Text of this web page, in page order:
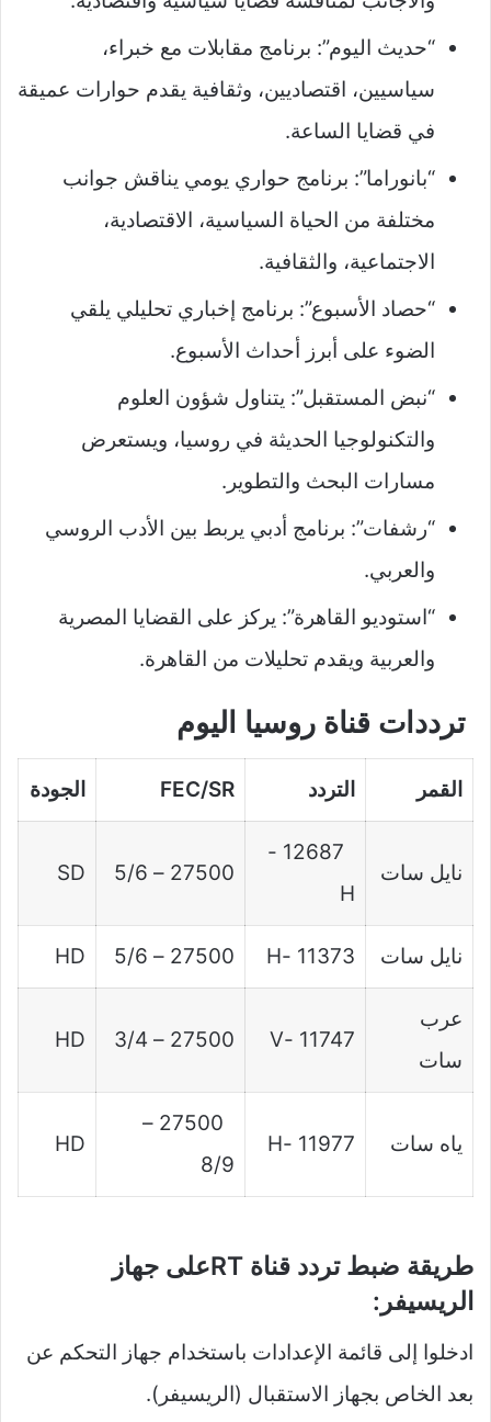
“حديث اليوم”: برنامج مقابلات مع خبراء،
سياسيين، اقتصاديين، وثقافية يقدم حوارات عميقة
في قضايا الساعة.
“بانوراما”: برنامج حواري يومي يناقش جوانب
مختلفة من الحياة السياسية، الاقتصادية،
الاجتماعية، والثقافية.
“حصاد الأسبوع”: برنامج إخباري تحليلي يلقي
الضوء على أبرز أحداث الأسبوع.
“نبض المستقبل”: يتناول شؤون العلوم
والتكنولوجيا الحديثة في روسيا، ويستعرض
مسارات البحث والتطوير.
“رشفات”: برنامج أدبي يربط بين الأدب الروسي
والعربي.
“استوديو القاهرة”: يركز على القضايا المصرية
والعربية ويقدم تحليلات من القاهرة.
ترددات قناة روسيا اليوم
القمر التردد FEC/SR الجودة
نايل سات
12687 -
H
27500 – 5/6
SD
نايل سات 11373 -H
27500 – 5/6
HD
عرب
سات
11747 -V
27500 – 3/4
HD
ياه سات 11977 -H
27500 –
8/9
HD
طريقة ضبط تردد قناة RTعلى جهاز
الريسيفر:
ادخلوا إلى قائمة الإعدادات باستخدام جهاز التحكم عن
بعد الخاص بجهاز الاستقبال (الريسيفر).